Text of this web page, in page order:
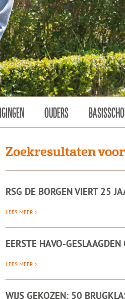
OUDERS
Zoekresultaten
RSG DE BORGEN VIERT 25
LEES MEER >
EERSTE HAVO-
LEES MEER >